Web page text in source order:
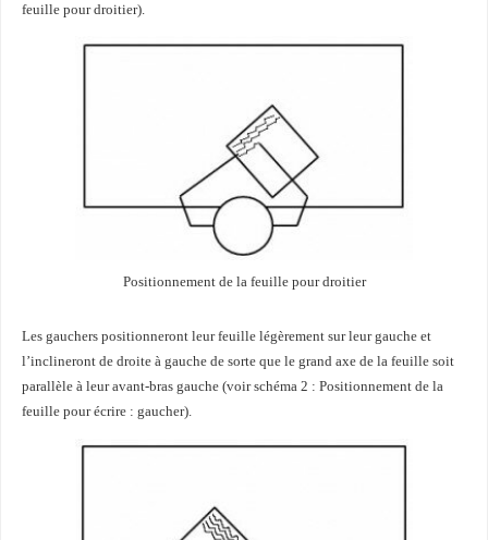
feuille pour droitier).
Positionnement de la feuille pour droitier
Les gauchers positionneront leur feuille légèrement sur leur gauche et
l’inclineront de droite à gauche de sorte que le grand axe de la feuille soit
parallèle à leur avant-bras gauche (voir schéma 2 : Positionnement de la
feuille pour écrire : gaucher).